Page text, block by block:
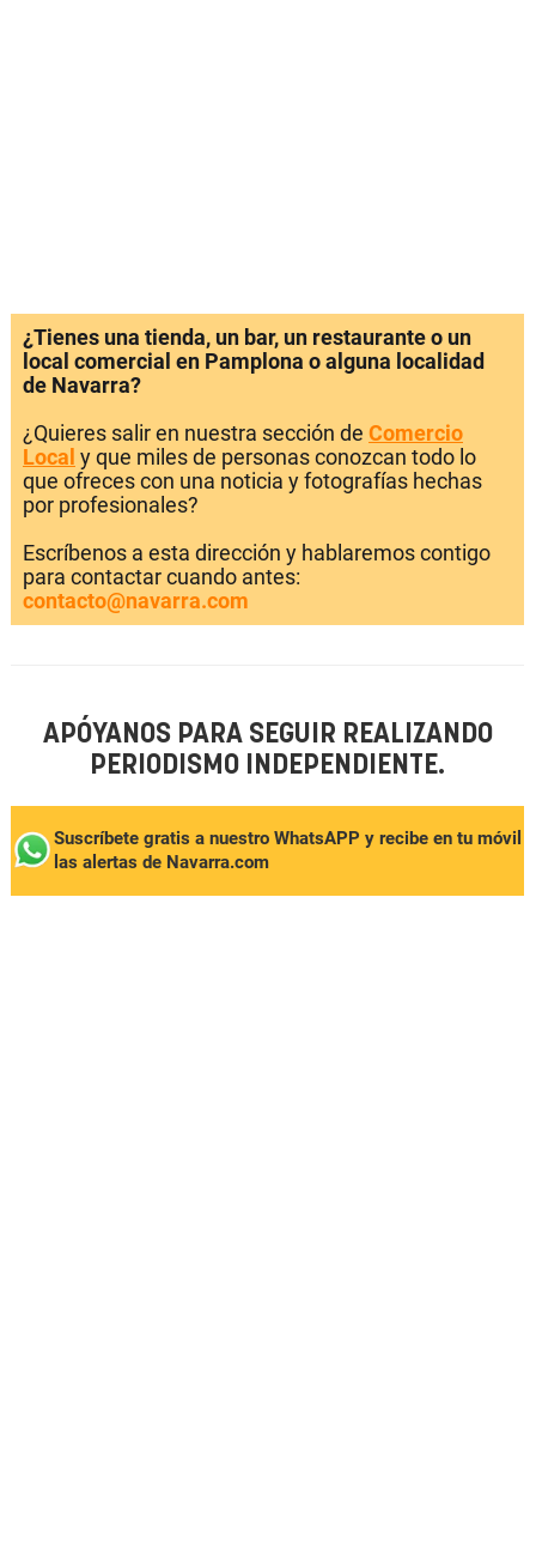
¿Tienes una tienda, un bar, un restaurante o un
local comercial en Pamplona o alguna localidad
de Navarra?
¿Quieres salir en nuestra sección de Comercio
Local y que miles de personas conozcan todo lo
que ofreces con una noticia y fotografías hechas
por profesionales?
Escríbenos a esta dirección y hablaremos contigo
para contactar cuando antes:
contacto@navarra.com
APÓYANOS PARA SEGUIR REALIZANDO
PERIODISMO INDEPENDIENTE.
Suscríbete gratis a nuestro WhatsAPP y recibe en tu móvil
las alertas de Navarra.com